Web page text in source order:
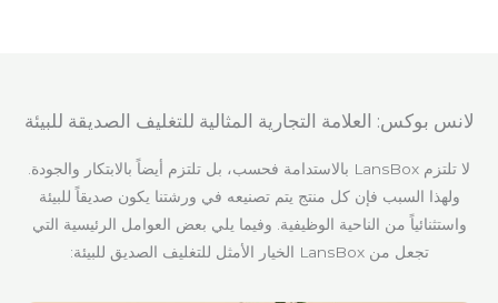
لانس بوكس: العلامة التجارية المثالية للتغليف الصديقة للبيئة
لا تلتزم LansBox بالاستدامة فحسب، بل تلتزم أيضاً بالابتكار والجودة.
ولهذا السبب فإن كل منتج يتم تصنيعه في ورشتنا يكون صديقاً للبيئة
واستثنائياً من الناحية الوظيفية. وفيما يلي بعض العوامل الرئيسية التي
تجعل من LansBox الخيار الأمثل للتغليف الصديق للبيئة: